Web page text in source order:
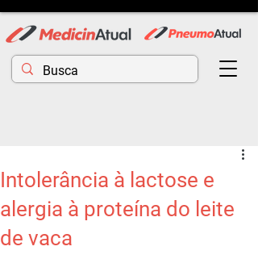
Intolerância à lactose e
alergia à proteína do leite
de vaca